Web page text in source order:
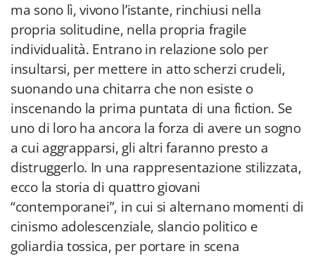
ma sono lì, vivono l’istante, rinchiusi nella
propria solitudine, nella propria fragile
individualità. Entrano in relazione solo per
insultarsi, per mettere in atto scherzi crudeli,
suonando una chitarra che non esiste o
inscenando la prima puntata di una fiction. Se
uno di loro ha ancora la forza di avere un sogno
a cui aggrapparsi, gli altri faranno presto a
distruggerlo. In una rappresentazione stilizzata,
ecco la storia di quattro giovani
“contemporanei”, in cui si alternano momenti di
cinismo adolescenziale, slancio politico e
goliardia tossica, per portare in scena